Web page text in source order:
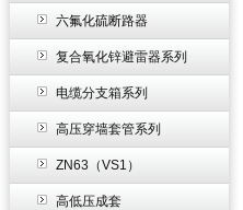
六氟化硫断路器
复合氧化锌避雷器系列
电缆分支箱系列
高压穿墙套管系列
ZN63（VS1）
高低压成套